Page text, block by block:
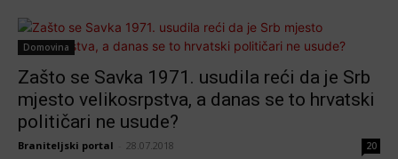
Domovina
Zašto se Savka 1971. usudila reći da je Srb
mjesto velikosrpstva, a danas se to hrvatski
političari ne usude?
Braniteljski portal 28.07.2018 20